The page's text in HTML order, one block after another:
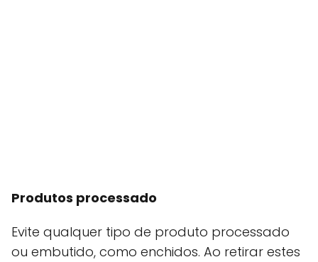
Produtos processado
Evite qualquer tipo de produto processado
ou embutido, como enchidos. Ao retirar estes